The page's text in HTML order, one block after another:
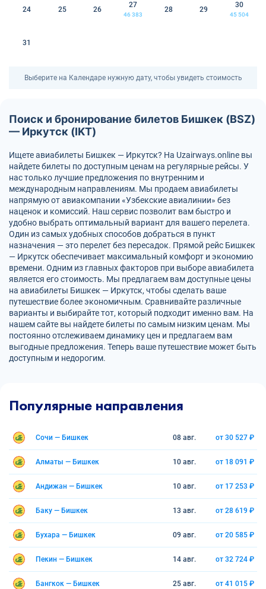
24 25 26
27
46 383
28 29
30
45 504
31
Выберите на Календаре нужную дату, чтобы увидеть стоимость
Поиск и бронирование билетов Бишкек (BSZ)
— Иркутск (IKT)
Ищете авиабилеты Бишкек — Иркутск? На Uzairways.online вы
найдете билеты по доступным ценам на регулярные рейсы. У
нас только лучшие предложения по внутренним и
международным направлениям. Мы продаем авиабилеты
напрямую от авиакомпании «Узбекские авиалинии» без
наценок и комиссий. Наш сервис позволит вам быстро и
удобно выбрать оптимальный вариант для вашего перелета.
Один из самых удобных способов добраться в пункт
назначения — это перелет без пересадок. Прямой рейс Бишкек
— Иркутск обеспечивает максимальный комфорт и экономию
времени. Одним из главных факторов при выборе авиабилета
является его стоимость. Мы предлагаем вам доступные цены
на авиабилеты Бишкек — Иркутск, чтобы сделать ваше
путешествие более экономичным. Сравнивайте различные
варианты и выбирайте тот, который подходит именно вам. На
нашем сайте вы найдете билеты по самым низким ценам. Мы
постоянно отслеживаем динамику цен и предлагаем вам
выгодные предложения. Теперь ваше путешествие может быть
доступным и недорогим.
Популярные направления
Сочи — Бишкек 08 авг. от 30 527 ₽
Алматы — Бишкек 10 авг. от 18 091 ₽
Андижан — Бишкек 10 авг. от 17 253 ₽
Баку — Бишкек 13 авг. от 28 619 ₽
Бухара — Бишкек 09 авг. от 20 585 ₽
Пекин — Бишкек 14 авг. от 32 724 ₽
Бангкок — Бишкек 25 авг. от 41 015 ₽